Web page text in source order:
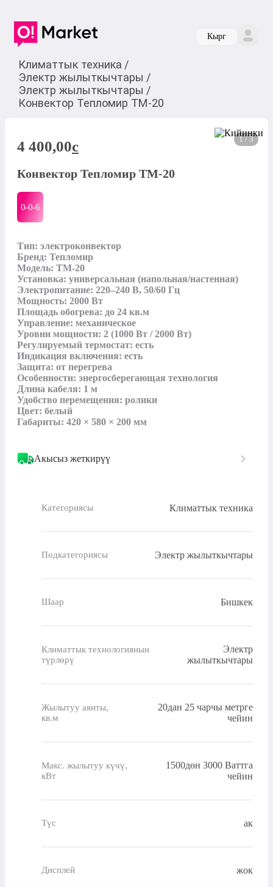
Кырг
Климаттык техника /
Электр жылыткычтары /
Электр жылыткычтары /
Конвектор Тепломир ТМ-20
1 / 3
4 400,00c
Конвектор Тепломир ТМ-20
0-0-6
Тип: электроконвектор
Бренд: Тепломир
Модель: ТМ-20
Установка: универсальная (напольная/настенная)
Электропитание: 220–240 В, 50/60 Гц
Мощность: 2000 Вт
Площадь обогрева: до 24 кв.м
Управление: механическое
Уровни мощности: 2 (1000 Вт / 2000 Вт)
Регулируемый термостат: есть
Индикация включения: есть
Защита: от перегрева
Особенности: энергосберегающая технология
Длина кабеля: 1 м
Удобство перемещения: ролики
Цвет: белый
Габариты: 420 × 580 × 200 мм
Акысыз жеткирүү
Категориясы Климаттык техника
Подкатегориясы Электр жылыткычтары
Шаар Бишкек
Климаттык технологиянын
түрлөрү
Электр
жылыткычтары
Жылытуу аянты,
кв.м
20дан 25 чарчы метрге
чейин
Макс. жылытуу күчү,
кВт
1500дөн 3000 Ваттга
чейин
Түс ак
Дисплей жок